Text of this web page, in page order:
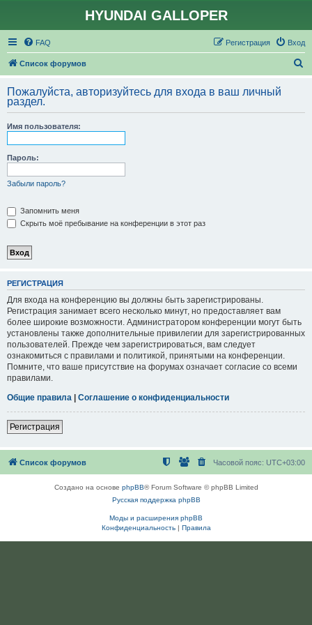
HYUNDAI GALLOPER
FAQ Вход
Регистрация
Список форумов
с
Пожалуйста, авторизуйтесь для входа в ваш личный
раздел.
Имя пользователя:
Пароль:
Забыли пароль?
Запомнить меня
Скрыть моё пребывание на конференции в этот раз
РЕГИСТРАЦИЯ
Для входа на конференцию вы должны быть зарегистрированы.
Регистрация занимает всего несколько минут, но предоставляет вам
более широкие возможности. Администратором конференции могут быть
установлены также дополнительные привилегии для зарегистрированных
пользователей. Прежде чем зарегистрироваться, вам следует
ознакомиться с правилами и политикой, принятыми на конференции.
Помните, что ваше присутствие на форумах означает согласие со всеми
правилами.
Общие правила | Соглашение о конфиденциальности
Регистрация
Список форумов Часовой пояс: UTC+03:00
Создано на основе phpBB® Forum Software © phpBB Limited
Русская поддержка phpBB
Моды и расширения phpBB
Конфиденциальность| Правила